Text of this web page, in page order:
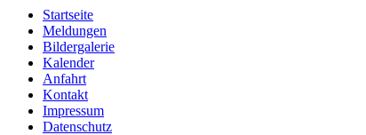
Startseite
Meldungen
Bildergalerie
Kalender
Anfahrt
Kontakt
Impressum
Datenschutz